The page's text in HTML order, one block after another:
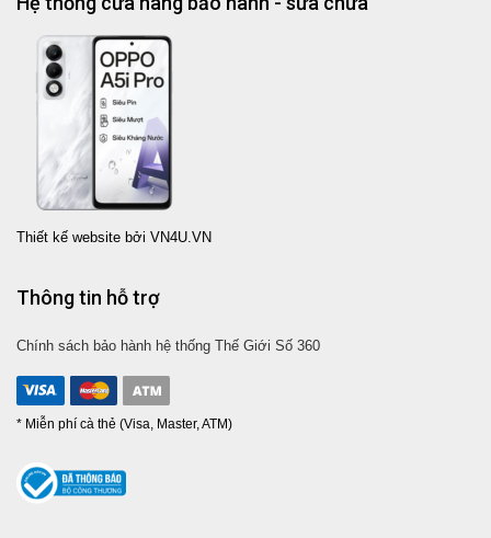
Thiết kế website bởi VN4U.VN
Thông tin hỗ trợ
Chính sách bảo hành hệ thống Thế Giới Số 360
* Miễn phí cà thẻ (Visa, Master, ATM)